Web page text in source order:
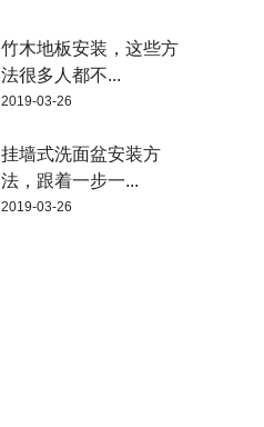
竹木地板安装，这些方
法很多人都不...
2019-03-26
挂墙式洗面盆安装方
法，跟着一步一...
2019-03-26